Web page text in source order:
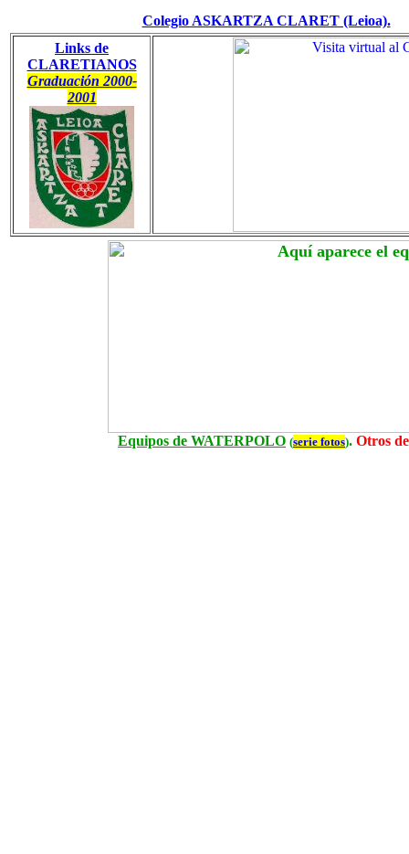
Colegio ASKARTZA CLARET (Leioa).
Links de
CLARETIANOS
Graduación 2000-
2001
Equipos de WATERPOLO (serie fotos). Otros